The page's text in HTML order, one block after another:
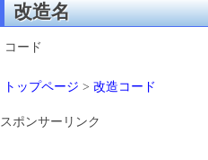
改造名
コード
トップページ > 改造コード
スポンサーリンク